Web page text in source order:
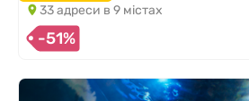
33 адреси в 9 містах
-51%